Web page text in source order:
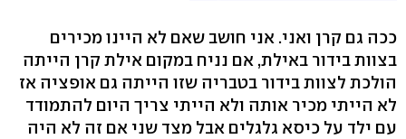
ככה גם קרן ואני. אני חושב שאם לא היינו מכירים
בצוות בידור באילת, אם נניח במקום אילת קרן הייתה
הולכת לצוות בידור בטבריה שזו הייתה גם אופציה אז
לא הייתי מכיר אותה ולא הייתי צריך היום להתמודד
עם ילד על כיסא גלגלים אבל מצד שני אם זה לא היה